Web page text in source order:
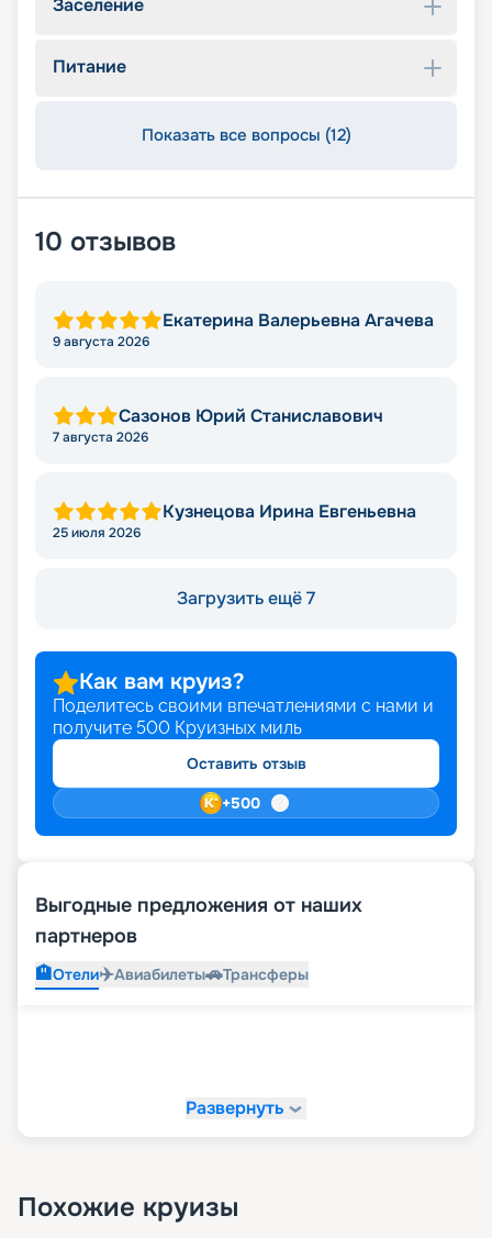
Заселение
Питание
Показать все вопросы (12)
10 отзывов
Екатерина Валерьевна Агачева
9 августа 2026
Сазонов Юрий Станиславович
7 августа 2026
Кузнецова Ирина Евгеньевна
25 июля 2026
Загрузить ещё 7
Как вам круиз?
Поделитесь своими впечатлениями с нами и
получите 500 Круизных миль
Оставить отзыв
+500
Выгодные предложения от наших
партнеров
🏨Отели✈️Авиабилеты🚗Трансферы
Развернуть
Похожие круизы